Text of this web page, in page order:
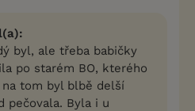
byl, ale třeba babičky
po starém BO, kterého
tom byl blbě delší
pečovala. Byla i u